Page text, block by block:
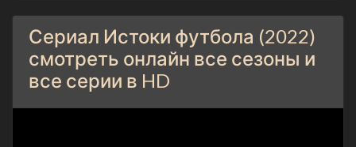
1 сезон 47 серия
1 сезон 46 серия
1 сезон 45 серия
1 сезон 44 серия
Сериал Истоки футбола (2022)
смотреть онлайн все сезоны и
все серии в HD